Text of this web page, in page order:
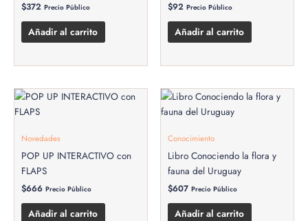
$372 Precio Público
Añadir al carrito
$92 Precio Público
Añadir al carrito
Novedades
POP UP INTERACTIVO con
FLAPS
$666 Precio Público
Añadir al carrito
Conocimiento
Libro Conociendo la flora y
fauna del Uruguay
$607 Precio Público
Añadir al carrito